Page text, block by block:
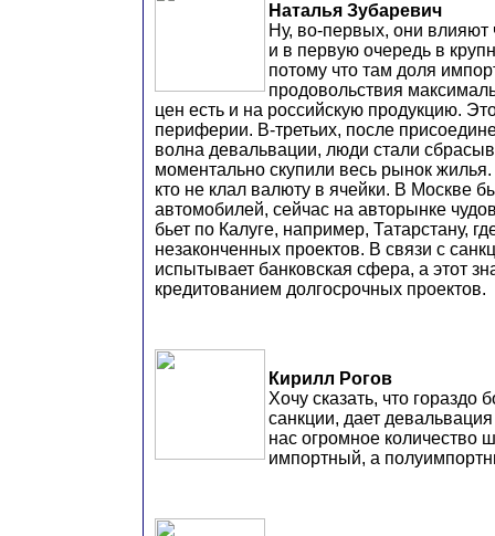
Наталья Зубаревич
Ну, во-первых, они влияют
и в первую очередь в
потому что там доля
продовольствия
цен есть и на российскую продукцию.
периферии. В-третьих, после
волна девальвации, люди стали
моментально скупили весь рынок
кто не клал валюту в ячейки. В Москве
автомобилей, сейчас на авторынке
бьет по Калуге, например, Татарстану,
незаконченных проектов. В связи с
испытывает банковская сфера, а этот
кредитованием долгосрочных проектов.
Кирилл Рогов
Хочу сказать, что
санкции, дает
нас огромное количество
импортный, а